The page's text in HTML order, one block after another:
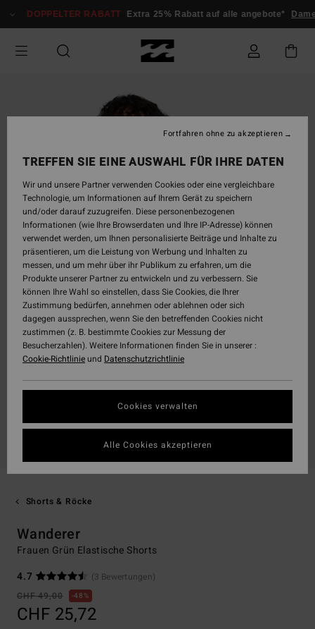
zur
springen
DOPPELTER RABATT Extra 25% Rabatt auf alle angebote* Damen
Shorts & Röcke
Wanderer
Frauen Grün Elastische Shorts
4.7
(3 Bewertungen)
CHF 49,00
48%
CHF 25,72
TREFFEN SIE EINE AUSWAHL FÜR IHRE DATEN
Wir und unsere Partner verwenden Cookies oder eine vergleichbare
Technologie, um Informationen auf Ihrem Gerät zu speichern
und/oder darauf zuzugreifen. Diese personenbezogenen
Informationen (wie Ihre Browserdaten und Ihre IP-Adresse) können
verwendet werden, um Ihnen personalisierte Beiträge und Inhalte zu
präsentieren, um die Leistung von Werbung und Inhalten zu
messen, und um mehr über ihr Publikum zu erfahren, um die
Produkte unserer Partner zu entwickeln und zu verbessern. Sie
können Ihre Wahl so einstellen, dass Sie Cookies, die Ihrer
Zustimmung bedürfen, annehmen oder ablehnen oder sich
dagegen aussprechen, wenn Sie den betreffenden Cookies nicht
zustimmen (z. B. bestimmte Cookies zur Messung der
Besucherzahlen). Weitere Informationen finden Sie in unserer :
Cookie-Richtlinieund Datenschutzrichtlinie
Cookies verwalten
Fortfahren ohne zu akzeptieren
Alle Cookies akzeptieren